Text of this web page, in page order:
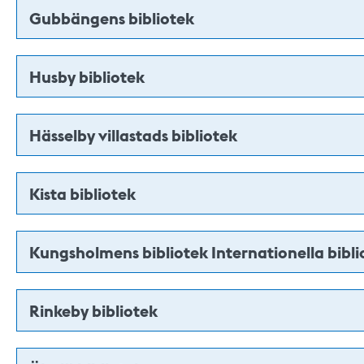
Gubbängens bibliotek
Husby bibliotek
Hässelby villastads bibliotek
Kista bibliotek
Kungsholmens bibliotek Internationella
Rinkeby bibliotek